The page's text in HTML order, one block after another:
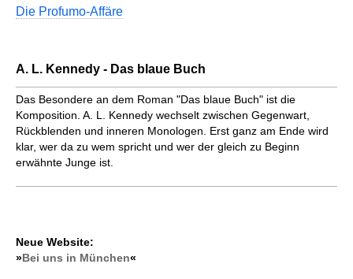
Die Profumo-Affäre
A. L. Kennedy - Das blaue Buch
Das Besondere an dem Roman "Das blaue Buch" ist die
Komposition. A. L. Kennedy wechselt zwischen Gegenwart,
Rückblenden und inneren Monologen. Erst ganz am Ende wird
klar, wer da zu wem spricht und wer der gleich zu Beginn
erwähnte Junge ist.
Neue Website:
»Bei uns in München«